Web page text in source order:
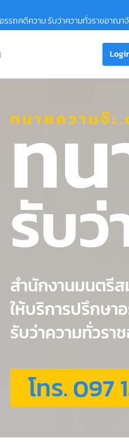
รถคดีความ รับว่าความทั่วราชอาณา
ทนายความจ๊ะ
ทน
รับว่
สำนักงานมนตรี
ให้บริการปรึกษา
รับว่าความทั่วรา
โทร. 097